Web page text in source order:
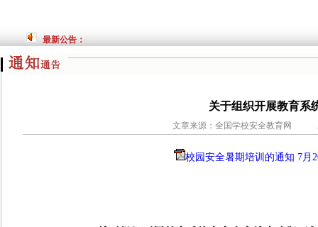
最新公告：
关于组织开展教育系
文章来源：全国学校安全教育网
校园安全暑期培训的通知 7